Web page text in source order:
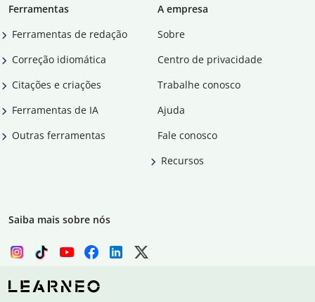
Ferramentas
Ferramentas de redação
Correção idiomática
Citações e criações
Ferramentas de IA
Outras ferramentas
A empresa
Sobre
Centro de privacidade
Trabalhe conosco
Ajuda
Fale conosco
Recursos
Saiba mais sobre nós